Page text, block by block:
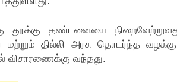
தூக்கு தண்டனையை
மற்றும் தில்லி அரசு தொடர்ந்த
விசாரணைக்கு வந்தது.